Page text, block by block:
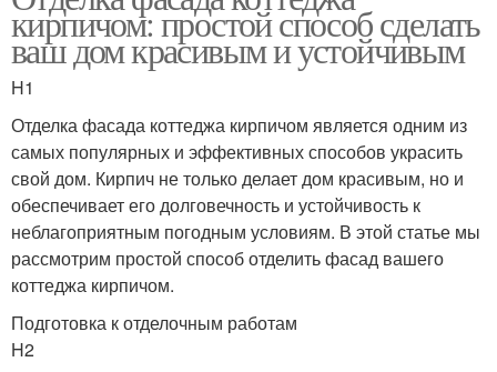
кирпичом: простой способ сделать
ваш дом красивым и устойчивым
H1
Отделка фасада коттеджа кирпичом является одним из
самых популярных и эффективных способов украсить
свой дом. Кирпич не только делает дом красивым, но и
обеспечивает его долговечность и устойчивость к
неблагоприятным погодным условиям. В этой статье мы
рассмотрим простой способ отделить фасад вашего
коттеджа кирпичом.
Подготовка к отделочным работам
H2